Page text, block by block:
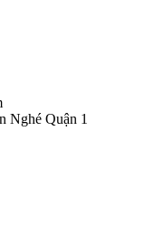
Nghé Quận 1